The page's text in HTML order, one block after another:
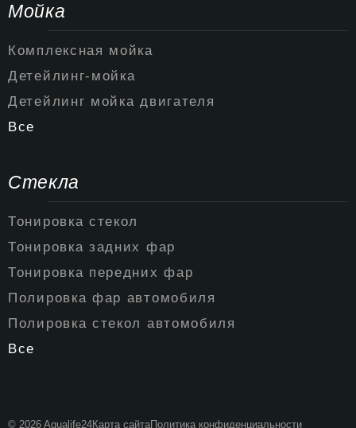
Мойка
Комплексная мойка
Детейлинг-мойка
Детейлинг мойка двигателя
Все
Стекла
Тонировка стекол
Тонировка задних фар
Тонировка передних фар
Полировка фар автомобиля
Полировка стекол автомобиля
Все
© 2026 Aqualife24Карта сайтаПолитика конфиденциальности